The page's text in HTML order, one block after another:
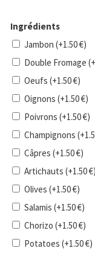
Ingrédients
Jambon (+1.50€)
Double Fromage (+
Oeufs (+1.50€)
Oignons (+1.50€)
Poivrons (+1.50€)
Champignons (+
Câpres (+1.50€)
Artichauts (+1.50€)
Olives (+1.50€)
Salamis (+1.50€)
Chorizo (+1.50€)
Potatoes (+1.50€)